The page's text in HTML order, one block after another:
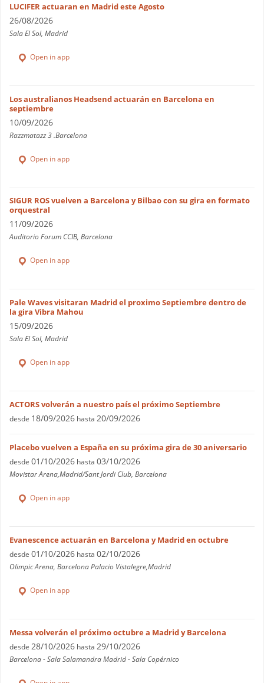
LUCIFER actuaran en Madrid este Agosto
26/08/2026
Sala El Sol, Madrid
Open in app
Los australianos Headsend actuarán en Barcelona en
septiembre
10/09/2026
Razzmatazz 3 .Barcelona
Open in app
SIGUR ROS vuelven a Barcelona y Bilbao con su gira en formato
orquestral
11/09/2026
Auditorio Forum CCIB, Barcelona
Open in app
Pale Waves visitaran Madrid el proximo Septiembre dentro de
la gira Vibra Mahou
15/09/2026
Sala El Sol, Madrid
Open in app
ACTORS volverán a nuestro país el próximo Septiembre
desde 18/09/2026 hasta 20/09/2026
Placebo vuelven a España en su próxima gira de 30 aniversario
desde 01/10/2026 hasta 03/10/2026
Movistar Arena,Madrid/Sant Jordi Club, Barcelona
Open in app
Evanescence actuarán en Barcelona y Madrid en octubre
desde 01/10/2026 hasta 02/10/2026
Olimpic Arena, Barcelona Palacio Vistalegre,Madrid
Open in app
Messa volverán el próximo octubre a Madrid y Barcelona
desde 28/10/2026 hasta 29/10/2026
Barcelona - Sala Salamandra Madrid - Sala Copérnico